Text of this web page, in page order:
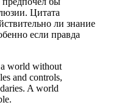
Цитата
ли знание
если правда
world without
and controls,
A world